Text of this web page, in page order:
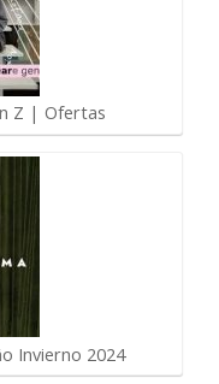
Z | Ofertas
Invierno 2024